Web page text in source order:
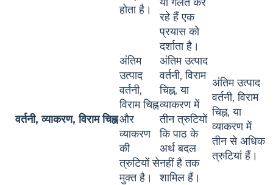
होता है।
रहे हैं एक
प्रयास को
दर्शाता है।
वर्तनी, व्याकरण, विराम चिह्न
अंतिम
उत्पाद
वर्तनी,
विराम चिह्न
और
व्याकरण
की
त्रुटियों से
मुक्त है।
अंतिम उत्पाद
वर्तनी, विराम
चिह्न, या
व्याकरण में
तीन त्रुटियों
कि पाठ के
अर्थ बदल
नहीं है तक
शामिल हैं।
अंतिम उत्पाद
वर्तनी, विराम
चिह्न, या
व्याकरण में
तीन से अधिक
त्रुटियां हैं।